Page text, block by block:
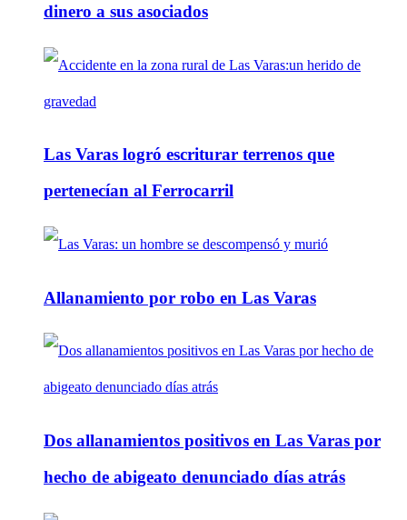
dinero a sus asociados
Las Varas logró escriturar terrenos que
pertenecían al Ferrocarril
Allanamiento por robo en Las Varas
Dos allanamientos positivos en Las Varas por
hecho de abigeato denunciado días atrás